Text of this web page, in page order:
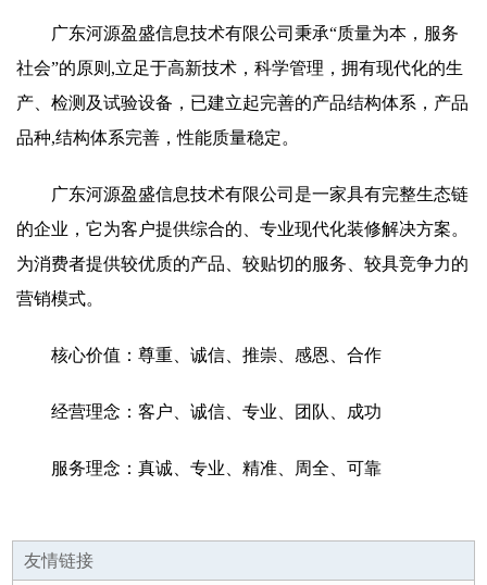
广东河源盈盛信息技术有限公司秉承“质量为本，服务
社会”的原则,立足于高新技术，科学管理，拥有现代化的生
产、检测及试验设备，已建立起完善的产品结构体系，产品
品种,结构体系完善，性能质量稳定。
广东河源盈盛信息技术有限公司是一家具有完整生态链
的企业，它为客户提供综合的、专业现代化装修解决方案。
为消费者提供较优质的产品、较贴切的服务、较具竞争力的
营销模式。
核心价值：尊重、诚信、推崇、感恩、合作
经营理念：客户、诚信、专业、团队、成功
服务理念：真诚、专业、精准、周全、可靠
友情链接